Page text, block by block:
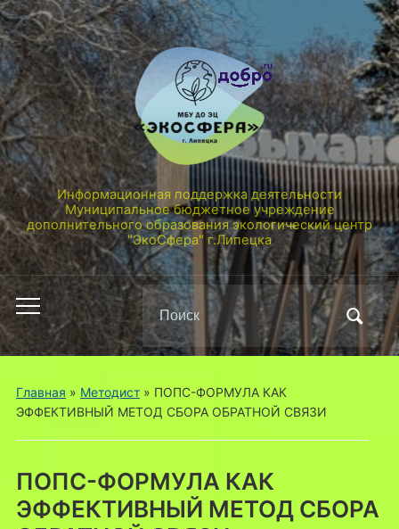
Информационная поддержка деятельности
Муниципальное бюджетное учреждение
дополнительного образования экологический центр
"ЭкоСфера" г.Липецка
Переключить
мобильное
меню
Поиск
по:
Главная » Методист» ПОПС-ФОРМУЛА КАК
ЭФФЕКТИВНЫЙ МЕТОД СБОРА ОБРАТНОЙ СВЯЗИ
ПОПС-ФОРМУЛА КАК
ЭФФЕКТИВНЫЙ МЕТОД СБОРА